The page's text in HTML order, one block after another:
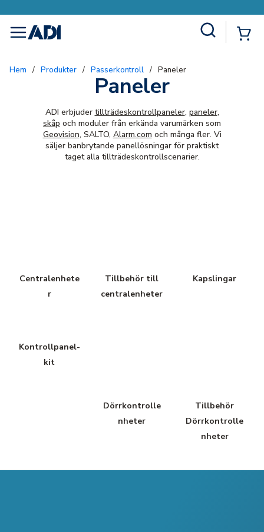
menu
Hem / Produkter / Passerkontroll / Paneler
Paneler
ADI erbjuder tillträdeskontrollpaneler, paneler,
skåp och moduler från erkända varumärken som
Geovision, SALTO, Alarm.com och många fler. Vi
säljer banbrytande panellösningar för praktiskt
taget alla tillträdeskontrollscenarier.
Centralenhete
r
Tillbehör till
centralenheter
Kapslingar
Kontrollpanel-
kit
Dörrkontrolle
nheter
Tillbehör
Dörrkontrolle
nheter